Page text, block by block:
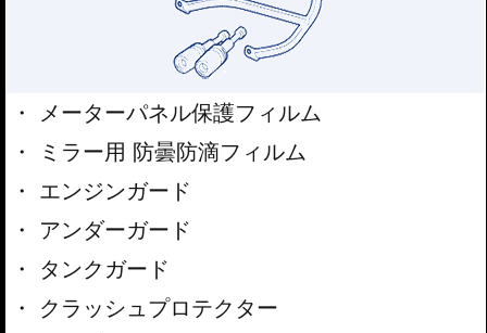
メーターパネル保護フィルム
ミラー用 防曇防滴フィルム
エンジンガード
アンダーガード
タンクガード
クラッシュプロテクター